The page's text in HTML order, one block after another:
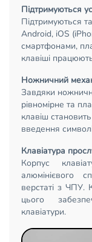
Підтримуються
Підтримуються
Android, iOS
смартфонами,
клавіші
Ножничний
Завдяки
рівномірне та
клавіш
введення
Клавіатура
Корпус
алюмінієвого
верстаті з ЧПУ.
цього
клавіатури.